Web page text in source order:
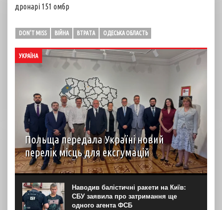
дронарі 151 омбр
DON'T MISS ВІЙНА ВТРАТА ОДЕСЬКА ОБЛАСТЬ
УКРАЇНА
Польща передала Україні новий
перелік місць для ексгумацій
У Львові 5 серпня пройшло засідання Українсько-
польської робочої групи у справах гідних поховань, у
межах якого Польща передала перелік місць для
проведення подальших робіт на території України. Про
це...
Наводив балістичні ракети на Київ:
СБУ заявила про затримання ще
одного агента ФСБ